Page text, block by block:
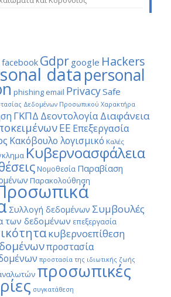
facebook Gdpr google Hackers
datapersonal
phishing email PrivacySafe
Δεδομένων Προσωπικού Χαρακτήρα
ΓΚΠΔ ΔεοντολογίαΔιαφάνεια
ΕΕ Επεξεργασία
Κακόβουλο λογισμικό Καλές
Κυβερνοασφάλεια
Νομοθεσία Παραβίαση
Παρακολούθηση
Συλλογή δεδομένων Συμβουλές
των δεδομένων επεξεργασία
κυβερνοεπίθεση
προστασία
προστασία της ιδιωτικής ζωής
προσωπικές
συγκατάθεση